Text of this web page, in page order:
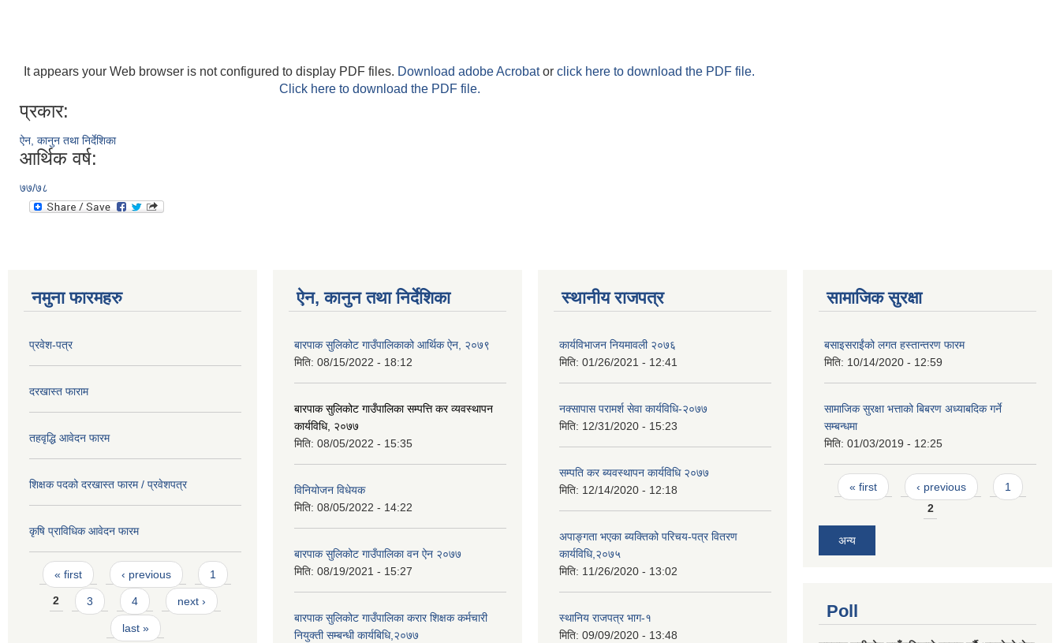
It appears your Web browser is not configured to display PDF files. Download adobe Acrobator click here to download the PDF file.
Click here to download the PDF file.
प्रकार:
ऐन, कानुन तथा निर्देशिका
आर्थिक वर्ष:
७७/७८
नमुना फारमहरु
प्रवेश-पत्र
दरखास्त फाराम
तहवृद्धि आवेदन फारम
शिक्षक पदको दरखास्त फारम / प्रवेशपत्र
कृषि प्राविधिक आवेदन फारम
Pages
« first ‹ previous 1
2 3 4 next ›
last »
ऐन, कानुन तथा निर्देशिका
बारपाक सुलिकोट गाउँपालिकाको आर्थिक ऐन, २०७९
मिति: 08/15/2022 - 18:12
बारपाक सुलिकोट गाउँपालिका सम्पत्ति कर व्यवस्थापन
कार्यविधि, २०७७
मिति: 08/05/2022 - 15:35
विनियोजन विधेयक
मिति: 08/05/2022 - 14:22
बारपाक सुलिकोट गाउँपालिका वन ऐन २०७७
मिति: 08/19/2021 - 15:27
बारपाक सुलिकोट गाउँपालिका करार शिक्षक कर्मचारी
नियुक्ती सम्बन्धी कार्यबिधि,२०७७
स्थानीय राजपत्र
कार्यविभाजन नियमावली २०७६
मिति: 01/26/2021 - 12:41
नक्सापास परामर्श सेवा कार्यविधि-२०७७
मिति: 12/31/2020 - 15:23
सम्पति कर ब्यवस्थापन कार्यविधि २०७७
मिति: 12/14/2020 - 12:18
अपाङ्गता भएका ब्यक्तिको परिचय-पत्र वितरण
कार्यविधि,२०७५
मिति: 11/26/2020 - 13:02
स्थानिय राजपत्र भाग-१
मिति: 09/09/2020 - 13:48
सामाजिक सुरक्षा
बसाइसराईंको लगत हस्तान्तरण फारम
मिति: 10/14/2020 - 12:59
सामाजिक सुरक्षा भत्ताको बिबरण अध्याबदिक गर्ने
सम्बन्धमा
मिति: 01/03/2019 - 12:25
Pages
« first ‹ previous
1
2
अन्य
Poll